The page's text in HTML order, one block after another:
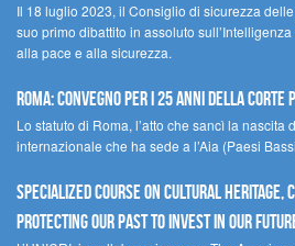
Il 18 luglio 2023, il Consiglio di sicurezza
suo primo dibattito in assoluto
alla pace e alla sicurezza.
Roma: convegno per i 25 anni della
Lo statuto di Roma, l’atto che sancì la nascita
internazionale che ha sede a l’Aia (Paesi
Specialized Course on Cultural Heritage,
Protecting our Past to Invest in our